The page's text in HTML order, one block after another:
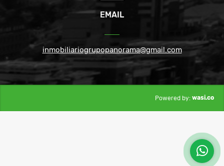
EMAIL
inmobiliariogrupopanorama@gmail.com
Powered by: wasi.co